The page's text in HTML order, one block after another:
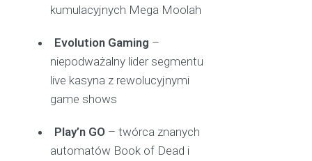
kumulacyjnych Mega Moolah
Evolution Gaming –
niepodważalny lider segmentu
live kasyna z rewolucyjnymi
game shows
Play’n GO – twórca znanych
automatów Book of Dead i